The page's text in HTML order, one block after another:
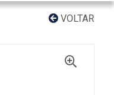
VOLTAR